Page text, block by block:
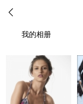
我的相册